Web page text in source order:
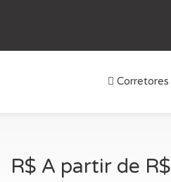
Corretores
R$ A partir de